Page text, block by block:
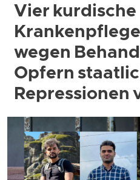
Vier kurdische
wegen
Opfern
Repressionen